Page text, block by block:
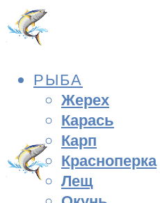
РЫБА
Жерех
Карась
Карп
Красноперка
Лещ